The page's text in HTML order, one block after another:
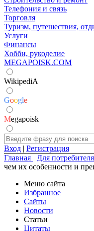
Телефония и связь
Торговля
Туризм, путешествия,
Услуги
Финансы
Хобби, рукоделие
MEGAPOISK.COM
WikipediA
Google
Megapoisk
Вход | Регистрация
Главная
Для потребителя
чем их особенности и
Меню сайта
Избранное
Сайты
Новости
Статьи
Цитаты